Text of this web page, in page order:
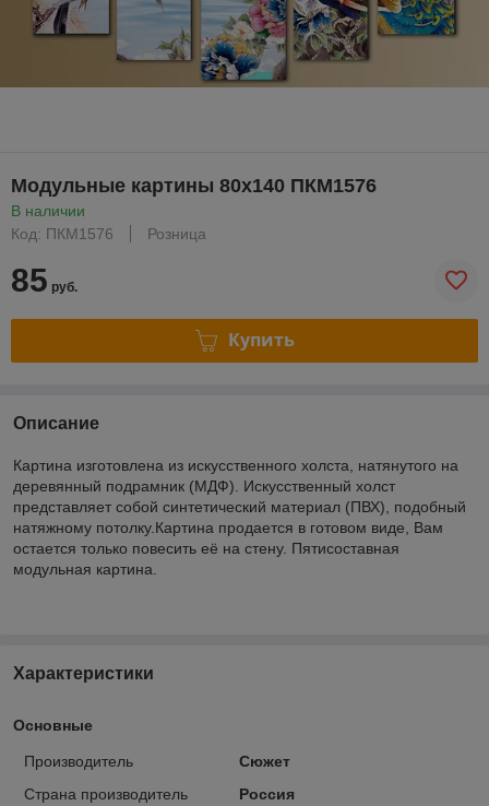
Модульные картины 80x140 ПКМ1576
В наличии
Код: ПКМ1576
Розница
85 руб.
Купить
Описание
Картина изготовлена из искусственного холста, натянутого на
деревянный подрамник (МДФ). Искусственный холст
представляет собой синтетический материал (ПВХ), подобный
натяжному потолку.Картина продается в готовом виде, Вам
остается только повесить её на стену. Пятисоставная
модульная картина.
Характеристики
Основные
Производитель
Сюжет
Страна производитель
Россия